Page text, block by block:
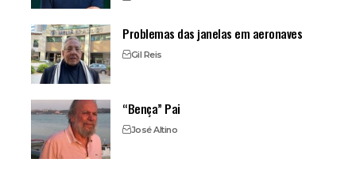
Problemas das janelas em aeronaves
Gil Reis
“Bença” Pai
José Altino